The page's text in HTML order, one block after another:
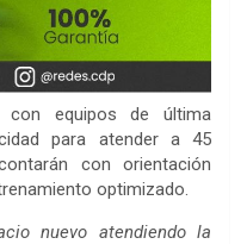
con equipos de última
para atender a 45
con orientación
optimizado.
nuevo atendiendo la